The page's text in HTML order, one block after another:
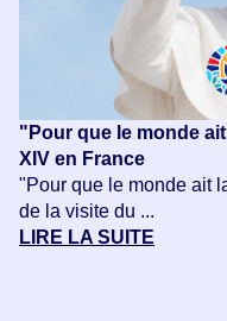
"Pour que le monde
XIV en France
"Pour que le monde ait
de la visite du ...
LIRE LA SUITE